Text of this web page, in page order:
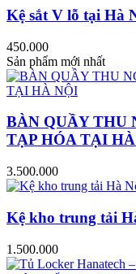
Kệ sắt V lỗ tại Hà
450.000
Sản phẩm mới nhất
BÀN QUẦY THU
TẠP HÓA TẠI
3.500.000
Kệ kho trung tải
1.500.000